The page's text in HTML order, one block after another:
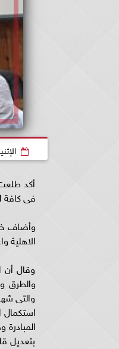
الإثنين، 18
أكد
فى كافة
وأضاف
الاهلية واعلن أن عام 2022 عام
وقال أن
والتى
بتعديل